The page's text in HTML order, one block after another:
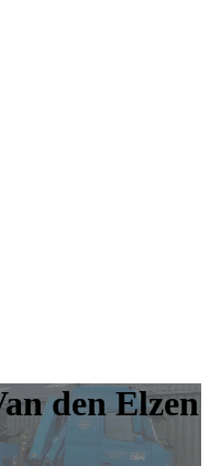
den Elzen